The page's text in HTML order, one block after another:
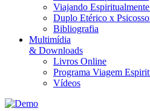
Viajando
Duplo Etérico x
Bibliografia
Multimídia
& Downloads
Livros Online
Programa Viagem
Vídeos